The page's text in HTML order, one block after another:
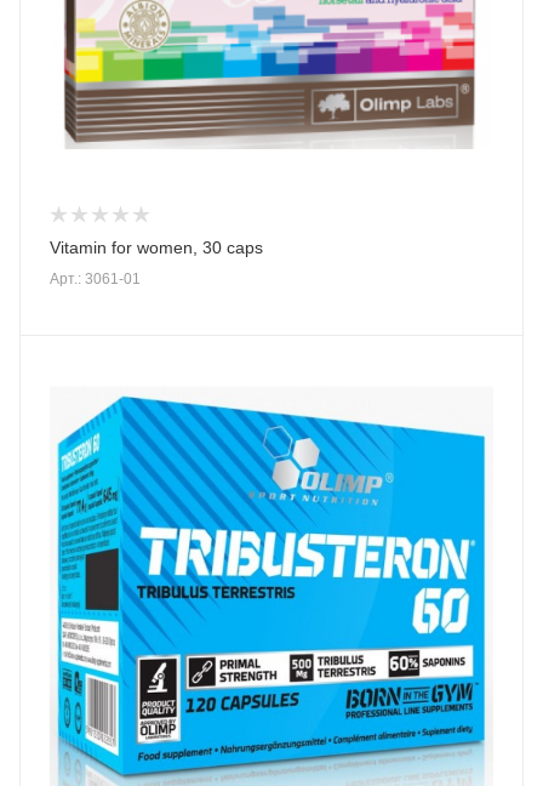
Vitamin for women, 30 caps
Арт.: 3061-01